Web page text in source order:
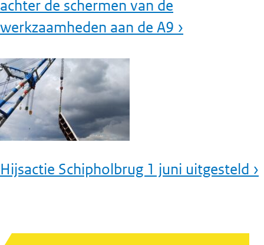
achter de schermen van de
werkzaamheden aan de A9 ›
Hijsactie Schipholbrug 1 juni uitgesteld ›